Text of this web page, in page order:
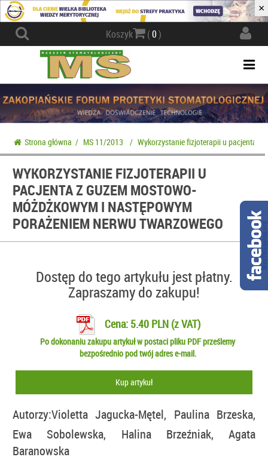
×
Koszyk (0)
Strona główna / MS 11/2013 / Wykorzystanie fizjoterapii u pacjenta z
WYKORZYSTANIE FIZJOTERAPII U
PACJENTA Z GUZEM MOSTOWO-
MÓŻDŻKOWYM I NASTĘPOWYM
PORAŻENIEM NERWU TWARZOWEGO
Dostęp do tego artykułu jest płatny.
Zapraszamy do zakupu!
Cena: 5.40 PLN (z VAT)
Po dokonaniu zakupu artykuł w postaci pliku PDF prześlemy
bezpośrednio pod twój adres e-mail.
Kup artykuł
Autorzy:Violetta Jagucka-Mętel, Paulina Brzeska,
Ewa Sobolewska, Halina Brzeźniak, Agata
Baranowska